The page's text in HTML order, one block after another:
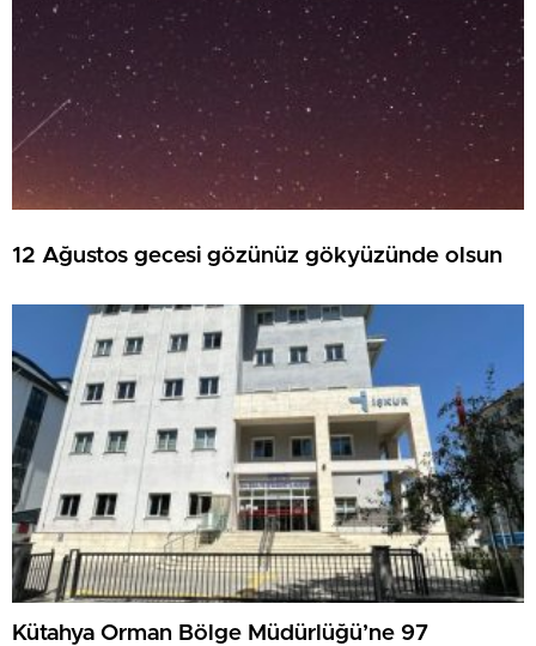
12 Ağustos gecesi gözünüz gökyüzünde olsun
Kütahya Orman Bölge Müdürlüğü’ne 97